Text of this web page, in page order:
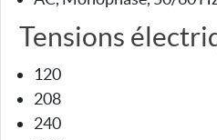
Tensions
120
208
240